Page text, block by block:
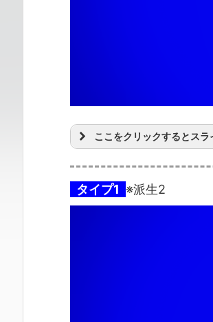
ここをクリックするとスラ
タイプ1 ※派生2